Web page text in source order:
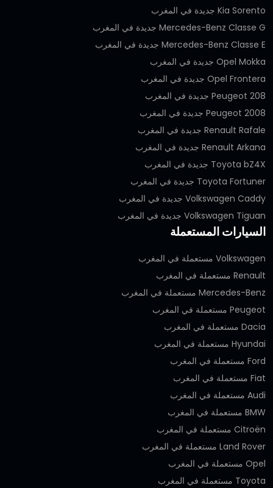
Kia Sorento جديدة في المغرب
Mercedes-Benz Classe G جديدة في المغرب
Mercedes-Benz Classe E جديدة في المغرب
Opel Mokka جديدة في المغرب
Opel Frontera جديدة في المغرب
Peugeot 208 جديدة في المغرب
Peugeot 2008 جديدة في المغرب
Renault Rafale جديدة في المغرب
Renault Arkana جديدة في المغرب
Toyota bZ4X جديدة في المغرب
Toyota Fortuner جديدة في المغرب
Volkswagen Caddy جديدة في المغرب
Volkswagen Tiguan جديدة في المغرب
السيارات المستعملة
Volkswagen مستعملة في المغرب
Renault مستعملة في المغرب
Mercedes-Benz مستعملة في المغرب
Peugeot مستعملة في المغرب
Dacia مستعملة في المغرب
Hyundai مستعملة في المغرب
Ford مستعملة في المغرب
Fiat مستعملة في المغرب
Audi مستعملة في المغرب
BMW مستعملة في المغرب
Citroën مستعملة في المغرب
Land Rover مستعملة في المغرب
Opel مستعملة في المغرب
Toyota مستعملة في المغرب